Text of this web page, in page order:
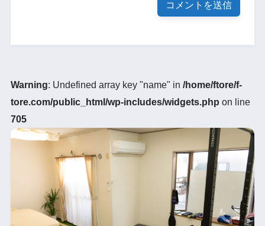
Warning: Undefined array key "name" in /home/ftore/f-
tore.com/public_html/wp-includes/widgets.php on line
705